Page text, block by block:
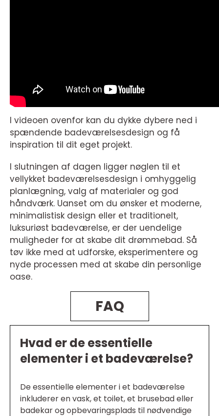
I videoen ovenfor kan du dykke dybere ned i
spændende badeværelsesdesign og få
inspiration til dit eget projekt.
I slutningen af dagen ligger nøglen til et
vellykket badeværelsesdesign i omhyggelig
planlægning, valg af materialer og god
håndværk. Uanset om du ønsker et moderne,
minimalistisk design eller et traditionelt,
luksuriøst badeværelse, er der uendelige
muligheder for at skabe dit drømmebad. Så
tøv ikke med at udforske, eksperimentere og
nyde processen med at skabe din personlige
oase.
FAQ
Hvad er de essentielle
elementer i et badeværelse?
De essentielle elementer i et badeværelse
inkluderer en vask, et toilet, et brusebad eller
badekar og opbevaringsplads til nødvendige